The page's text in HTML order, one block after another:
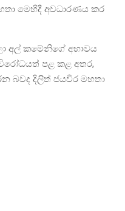
මෙහිදී අවධාරණය කර
අල් කමේනිගේ අභාවය
පළ කළ අතර,
බවද දිලිත් ජයවීර මහතා